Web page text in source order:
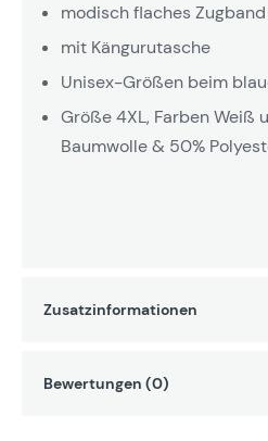
modisch flaches Zugband
mit Kängurutasche
Unisex-Größen beim
Größe 4XL, Farben Weiß
Baumwolle & 50%
Zusatzinformationen
Bewertungen (0)